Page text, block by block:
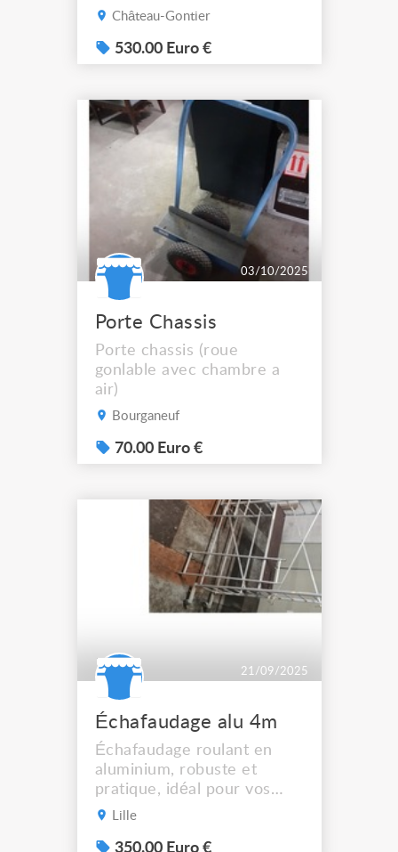
aluminium. - 2 poignées. -
Dimensions dépliée =
Ext.1,05m / Int.1m x 2,15m.
Château-Gontier
530.00 Euro €
03/10/2025
Porte Chassis
Porte chassis (roue
gonlable avec chambre a
air)
Bourganeuf
70.00 Euro €
21/09/2025
Échafaudage alu 4m
Échafaudage roulant en
aluminium, robuste et
pratique, idéal pour vos
travaux de rénovation,
façade ou intérieur.
Lille